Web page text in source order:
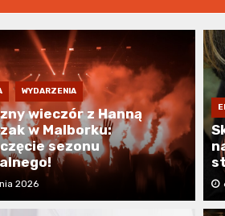
WYDARZENIA
wieczór z Hanną
w Malborku:
sezonu
2026